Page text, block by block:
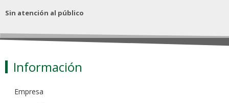
Sin atención al público
Información
Empresa